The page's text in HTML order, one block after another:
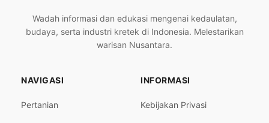
Wadah informasi dan edukasi mengenai kedaulatan,
budaya, serta industri kretek di Indonesia. Melestarikan
warisan Nusantara.
NAVIGASI
Pertanian
INFORMASI
Kebijakan Privasi